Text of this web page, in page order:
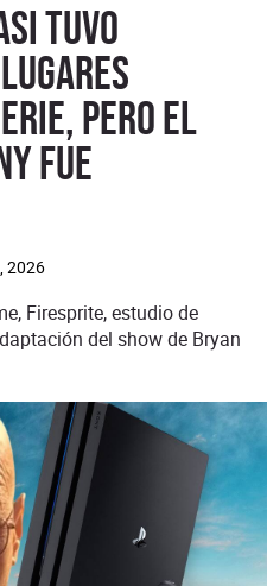
tuvo
pero el
fue
2026
Firesprite, estudio de
del show de Bryan